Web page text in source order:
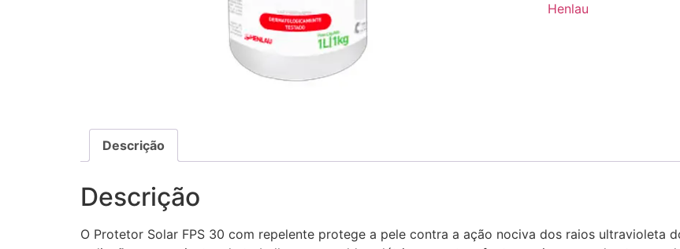
Henlau
Descrição
Descrição
O Protetor Solar FPS 30 com repelente protege a pele contra a ação nociva dos raios ultravioleta